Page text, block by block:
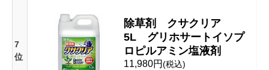
7
位
除草剤 クサクリア
5L グリホサートイソプ
ロピルアミン塩液剤
11,980円(税込)